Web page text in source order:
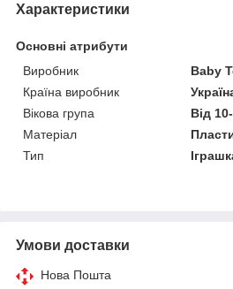
Характеристики
Основні атрибути
Виробник
Baby
Країна виробник
Вікова група
Від
Матеріал
Тип
Умови доставки
Нова Пошта